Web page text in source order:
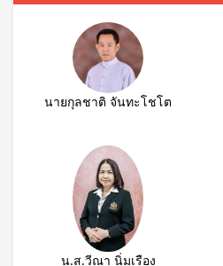
นายกุลชาติ จันทะโชโต
น.ส.วีณา นิ่มเรือง